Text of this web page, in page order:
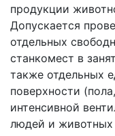
продукции
Допускается
отдельных
станкомест в
также отдельных
поверхности
интенсивной
людей и животных